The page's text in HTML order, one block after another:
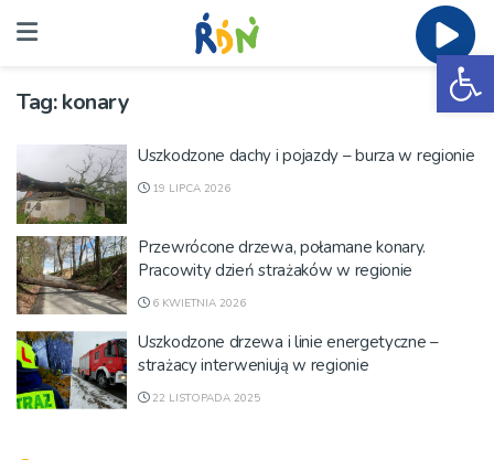
Tag:konary
Uszkodzone dachy i pojazdy – burza w regionie
19 LIPCA 2026
Przewrócone drzewa, połamane konary.
Pracowity dzień strażaków w regionie
6 KWIETNIA 2026
Uszkodzone drzewa i linie energetyczne –
strażacy interweniują w regionie
22 LISTOPADA 2025